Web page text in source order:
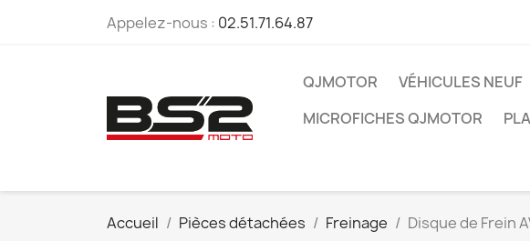
Appelez-nous : 02.51.71.64.87
QJMOTOR VÉHICULES NEUF
MICROFICHES QJMOTOR
Accueil Pièces détachées Freinage Disque de Frein